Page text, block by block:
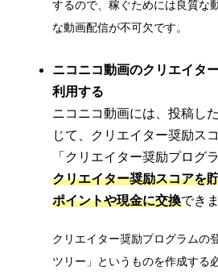
するので、稼ぐためには良質な
な動画配信が不可欠です。
ニコニコ動画のクリエイタ
利用する
ニコニコ動画には、投稿し
じて、クリエイター奨励ス
「クリエイター奨励プログ
クリエイター奨励スコアを
ポイントや現金に交換でき
クリエイター奨励プログラムの
ツリー」というものを作成する